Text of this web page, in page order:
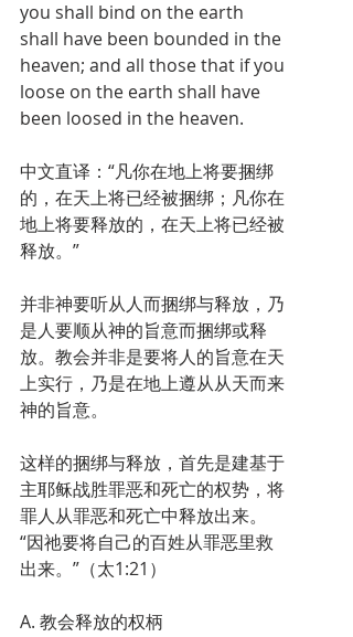
you shall bind on the earth
shall have been bounded in the
heaven; and all those that if you
loose on the earth shall have
been loosed in the heaven.
中文直译：“凡你在地上将要捆绑
的，在天上将已经被捆绑；凡你在
地上将要释放的，在天上将已经被
释放。”
并非神要听从人而捆绑与释放，乃
是人要顺从神的旨意而捆绑或释
放。教会并非是要将人的旨意在天
上实行，乃是在地上遵从从天而来
神的旨意。
这样的捆绑与释放，首先是建基于
主耶稣战胜罪恶和死亡的权势，将
罪人从罪恶和死亡中释放出来。
“因祂要将自己的百姓从罪恶里救
出来。”（太1:21）
A. 教会释放的权柄